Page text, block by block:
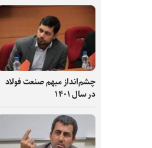
چشم‌انداز مبهم صنعت فولاد
در سال ۱۴۰۱